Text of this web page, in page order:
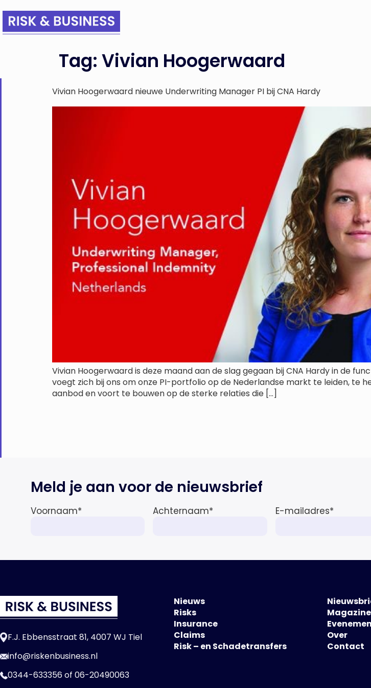
Tag: Vivian Hoogerwaard
Vivian Hoogerwaard nieuwe Underwriting Manager PI bij CNA Hardy
Vivian Hoogerwaard is deze maand aan de slag gegaan bij CNA Hardy in de
voegt zich bij ons om onze PI-portfolio op de Nederlandse markt te leiden, te
aanbod en voort te bouwen op de sterke relaties die […]
Meld je aan voor de nieuwsbrief
Voornaam* Achternaam* E-mailadres*
F.J. Ebbensstraat 81, 4007 WJ Tiel
info@riskenbusiness.nl
0344-633356of 06-20490063
Nieuws
Risks
Insurance
Claims
Risk – en Schadetransfers
Magazine
Over
Contact